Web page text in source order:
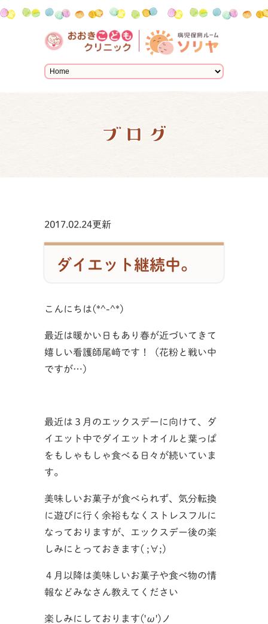
ブログ
2017.02.24更新
ダイエット継続中。
こんにちは(*^-^*)
最近は暖かい日もあり春が近づいてきて
嬉しい看護師尾﨑です！（花粉と戦い中
ですが…）
最近は３月のエックスデーに向けて、ダ
イエット中でダイエットオイルと葉っぱ
をもしゃもしゃ食べる日々が続いていま
す。
美味しいお菓子が食べられず、気分転換
に遊びに行く余裕もなくストレスフルに
なっておりますが、エックスデー後の楽
しみにとっておきます( ;∀;)
４月以降は美味しいお菓子や食べ物の情
報などみなさん教えてください
楽しみにしております('ω')ノ